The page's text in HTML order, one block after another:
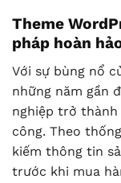
Theme
pháp hoàn
Với sự bùng nổ
những năm gần
nghiệp trở
công. Theo
kiếm thông tin
trước khi mua